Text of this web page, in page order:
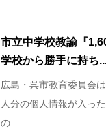
市立中学校教諭『
学校から勝手に持ち
広島・呉市教育委員会
人分の個人情報が入っ
の...